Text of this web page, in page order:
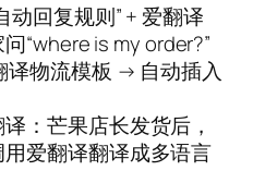
动回复规则” + 爱翻译
“where is my order?”
物流模板 → 自动插入
：芒果店长发货后，
爱翻译翻译成多语言